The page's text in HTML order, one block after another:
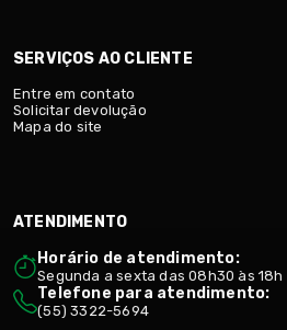
SERVIÇOS AO CLIENTE
Entre em contato
Solicitar devolução
Mapa do site
ATENDIMENTO
Horário de atendimento:
Segunda a sexta das 08h30 às 18h
Telefone para atendimento:
(55) 3322-5694